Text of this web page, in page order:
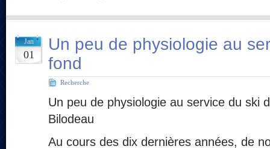
Jan
01
Un peu de physiologie au
fond
Recherche
Un peu de physiologie au service du ski
Bilodeau
Au cours des dix dernières années, de